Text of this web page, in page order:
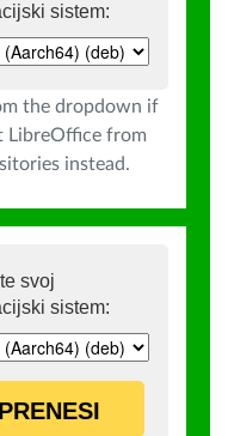
sistem:
the dropdown if
LibreOffice from
instead.
svoj
sistem:
PRENESI